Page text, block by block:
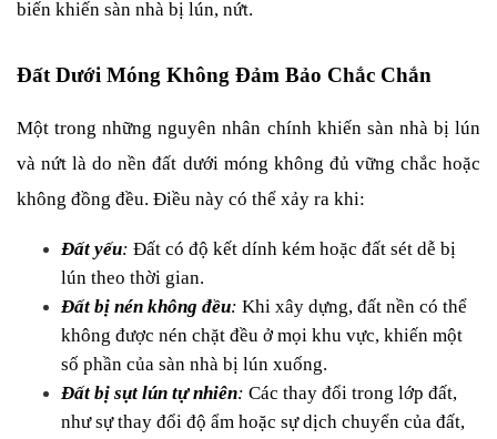
biến khiến sàn nhà bị lún, nứt.
Đất Dưới Móng Không Đảm Bảo Chắc Chắn
Một trong những nguyên nhân chính khiến sàn nhà bị lún
và nứt là do nền đất dưới móng không đủ vững chắc hoặc
không đồng đều. Điều này có thể xảy ra khi:
Đất yếu: Đất có độ kết dính kém hoặc đất sét dễ bị
lún theo thời gian.
Đất bị nén không đều: Khi xây dựng, đất nền có thể
không được nén chặt đều ở mọi khu vực, khiến một
số phần của sàn nhà bị lún xuống.
Đất bị sụt lún tự nhiên: Các thay đổi trong lớp đất,
như sự thay đổi độ ẩm hoặc sự dịch chuyển của đất,